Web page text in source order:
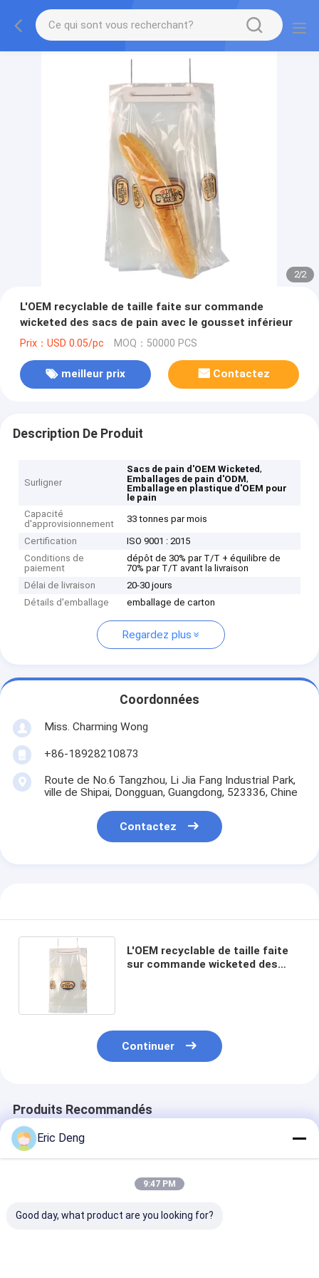
2/2
L'OEM recyclable de taille faite sur commande
wicketed des sacs de pain avec le gousset inférieur
Prix：USD 0.05/pc MOQ：50000 PCS
meilleur prix Contactez
Description De Produit
Surligner
Sacs de pain d'OEM Wicketed,
Emballages de pain d'ODM,
Emballage en plastique d'OEM pour
le pain
Capacité
d'approvisionnement
33 tonnes par mois
Certification
ISO 9001 : 2015
Conditions de
paiement
dépôt de 30% par T/T + équilibre de
70% par T/T avant la livraison
Délai de livraison
20-30 jours
Détails d'emballage
emballage de carton
Regardez plus
Coordonnées
Miss. Charming Wong
+86-18928210873
Route de No.6 Tangzhou, Li Jia Fang Industrial Park,
ville de Shipai, Dongguan, Guangdong, 523336, Chine
Contactez
L'OEM recyclable de taille faite
sur commande wicketed des
Continuer
Produits Recommandés
Eric Deng
9:47 PM
Good day, what product are you looking for?